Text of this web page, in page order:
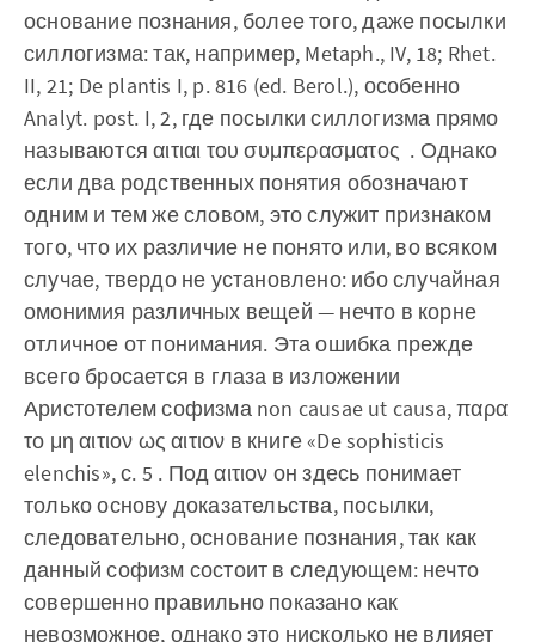
основание познания, более того, даже посылки
силлогизма: так, например, Metaph., IV, 18; Rhet.
II, 21; De plantis I, p. 816 (ed. Berol.), особенно
Analyt. post. I, 2, где посылки силлогизма прямо
называются αιτιαι του συμπερασματος . Однако
если два родственных понятия обозначают
одним и тем же словом, это служит признаком
того, что их различие не понято или, во всяком
случае, твердо не установлено: ибо случайная
омонимия различных вещей — нечто в корне
отличное от понимания. Эта ошибка прежде
всего бросается в глаза в изложении
Аристотелем софизма non causae ut causa, παρα
το μη αιτιον ως αιτιον в книге «De sophisticis
elenchis», с. 5 . Под αιτιον он здесь понимает
только основу доказательства, посылки,
следовательно, основание познания, так как
данный софизм состоит в следующем: нечто
совершенно правильно показано как
невозможное, однако это нисколько не влияет